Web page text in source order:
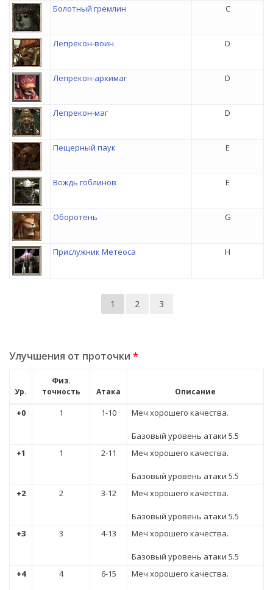
Болотный гремлин C
Лепрекон-воин D
Лепрекон-архимаг D
Лепрекон-маг D
Пещерный паук E
Вождь гоблинов E
Оборотень G
Прислужник Метеоса H
1 2 3
Улучшения от проточки *
Ур.
Физ.
точность
Атака Описание
+0 1 1-10 Меч хорошего качества.
Базовый уровень атаки 5.5
+1
1 2-11 Меч хорошего качества.
Базовый уровень атаки 5.5
+2
2 3-12 Меч хорошего качества.
Базовый уровень атаки 5.5
+3
3 4-13 Меч хорошего качества.
Базовый уровень атаки 5.5
+4
4 6-15 Меч хорошего качества.